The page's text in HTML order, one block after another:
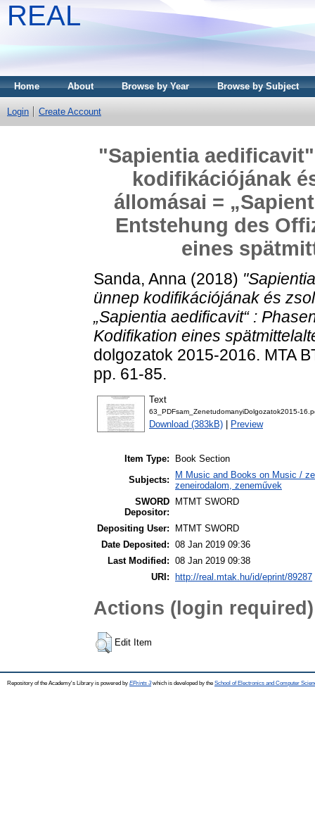
REAL
Home About Browse by Year Browse by Subject
Login Create Account
"Sapientia
kodifikációjának
állomásai =
Entstehung des
eines
Sanda, Anna (2018)
ünnep kodifikációjának és
„Sapientia aedificavit“ :
Kodifikation eines
dolgozatok 2015-2016. MTA
pp. 61-85.
Text
63_PDFsam_ZenetudomanyiDolgozatok2015-
Download (383kB) Preview
Item Type:
Book Section
Subjects:
M Music and Books on Music /
zeneirodalom, zeneművek
SWORD
Depositor:
MTMT SWORD
Depositing User:
MTMT SWORD
Date Deposited: 08 Jan 2019 09:36
Last Modified: 08 Jan 2019 09:38
URI:
http://real.mtak.hu/id/eprint/89287
Actions (login required)
Edit Item
Repository of the Academy's Library is powered by EPrints 3which is developed by the School of Electronics and Computer